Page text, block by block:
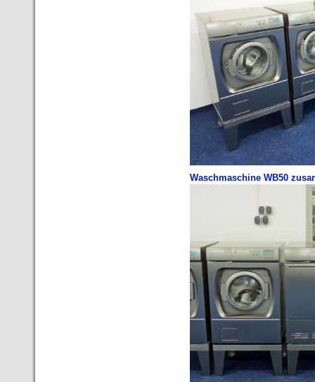
Waschmaschine WB50